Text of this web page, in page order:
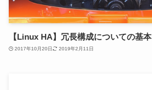
【Linux HA】冗長構成についての基本
2017年10月20日 2019年2月11日